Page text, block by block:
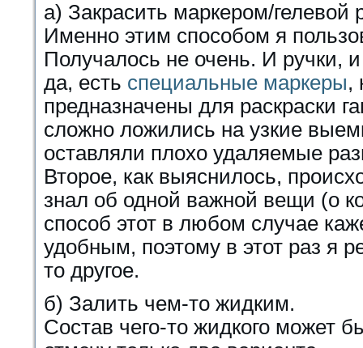
а) Закрасить маркером/гелевой
Именно этим способом я
Получалось не очень. И ручки,
да, есть специальные маркеры,
предназначены для раскраски
сложно ложились на узкие
оставляли плохо удаляемые
Второе, как выяснилось,
знал об одной важной вещи (о
способ этот в любом случае
удобным, поэтому в этот раз я
то другое.
б) Залить чем-то жидким.
Состав чего-то жидкого может